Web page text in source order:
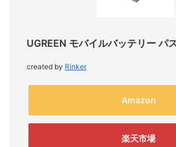
UGREEN モバイルバッテリー パ
created by Rinker
Amazon
楽天市場